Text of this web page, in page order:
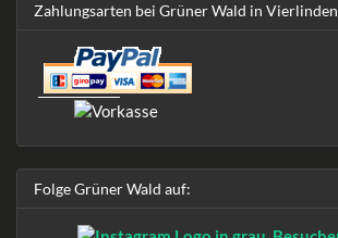
Zahlungsarten bei Grüner Wald in Vierlinden
Folge Grüner Wald auf: